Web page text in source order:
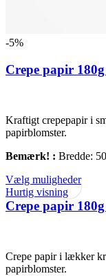
-5%
Crepe papir
Kraftigt crepepapir i
papirblomster.
Bemærk! : Bredde:
Vælg mulighederDette
har
flere
kan
Hurtig visning
Crepe papir
Crepe papir i lækker
papirblomster.